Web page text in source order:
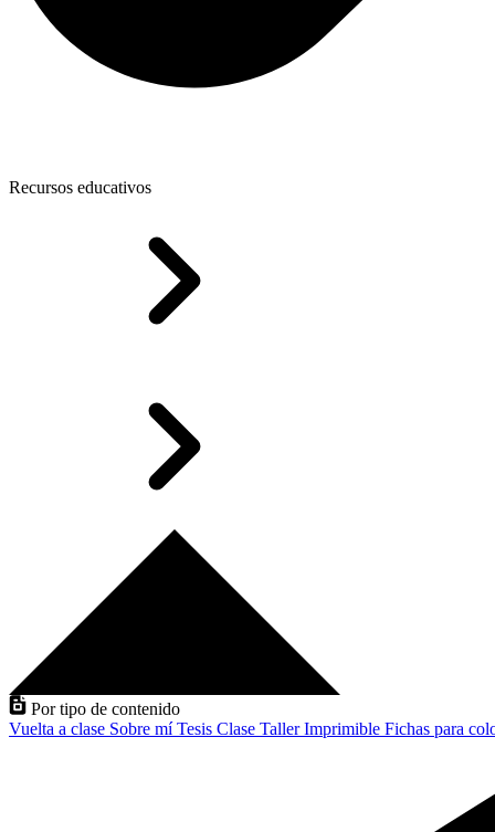
Recursos educativos
Por tipo de contenido
Vuelta a clase Sobre míTesis Clase TallerImprimible Fichas para